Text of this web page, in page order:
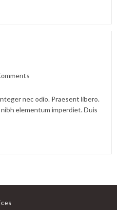
nec odio. Praesent libero.
elementum imperdiet. Duis